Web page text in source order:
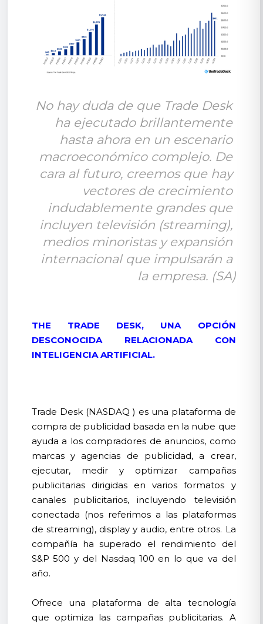
No hay duda de que Trade Desk
ha ejecutado brillantemente
hasta ahora en un escenario
macroeconómico complejo. De
cara al futuro, creemos que hay
vectores de crecimiento
indudablemente grandes que
incluyen televisión (streaming),
medios minoristas y expansión
internacional que impulsarán a
la empresa. (SA)
THE TRADE DESK, UNA OPCIÓN
DESCONOCIDA RELACIONADA CON
INTELIGENCIA ARTIFICIAL.
Trade Desk (NASDAQ ) es una plataforma de
compra de publicidad basada en la nube que
ayuda a los compradores de anuncios, como
marcas y agencias de publicidad, a crear,
ejecutar, medir y optimizar campañas
publicitarias dirigidas en varios formatos y
canales publicitarios, incluyendo televisión
conectada (nos referimos a las plataformas
de streaming), display y audio, entre otros. La
compañía ha superado el rendimiento del
S&P 500 y del Nasdaq 100 en lo que va del
año.
Ofrece una plataforma de alta tecnología
que optimiza las campañas publicitarias. A